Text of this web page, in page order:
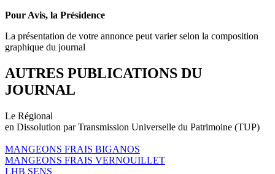
Pour Avis, la Présidence
La présentation de votre annonce peut varier selon la composition
graphique du journal
AUTRES PUBLICATIONS DU
JOURNAL
Le Régional
en Dissolution par Transmission Universelle du Patrimoine (TUP)
MANGEONS FRAIS BIGANOS
MANGEONS FRAIS VERNOUILLET
LHB SENS